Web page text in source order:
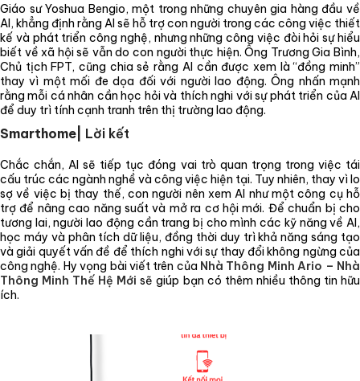
Giáo sư Yoshua Bengio, một trong những chuyên gia hàng đầu về
AI, khẳng định rằng AI sẽ hỗ trợ con người trong các công việc thiết
kế và phát triển công nghệ, nhưng những công việc đòi hỏi sự hiểu
biết về xã hội sẽ vẫn do con người thực hiện. Ông Trương Gia Bình,
Chủ tịch FPT, cũng chia sẻ rằng AI cần được xem là “đồng minh”
thay vì một mối đe dọa đối với người lao động. Ông nhấn mạnh
rằng mỗi cá nhân cần học hỏi và thích nghi với sự phát triển của AI
để duy trì tính cạnh tranh trên thị trường lao động.
Smarthome| Lời kết
Chắc chắn, AI sẽ tiếp tục đóng vai trò quan trọng trong việc tái
cấu trúc các ngành nghề và công việc hiện tại. Tuy nhiên, thay vì lo
sợ về việc bị thay thế, con người nên xem AI như một công cụ hỗ
trợ để nâng cao năng suất và mở ra cơ hội mới. Để chuẩn bị cho
tương lai, người lao động cần trang bị cho mình các kỹ năng về AI,
học máy và phân tích dữ liệu, đồng thời duy trì khả năng sáng tạo
và giải quyết vấn đề để thích nghi với sự thay đổi không ngừng của
công nghệ. Hy vọng bài viết trên của Nhà Thông Minh Ario – Nhà
Thông Minh Thế Hệ Mới sẽ giúp bạn có thêm nhiều thông tin hữu
ích.